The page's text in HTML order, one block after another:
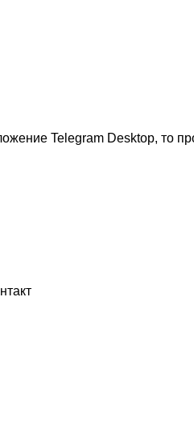
Telegram Desktop, то